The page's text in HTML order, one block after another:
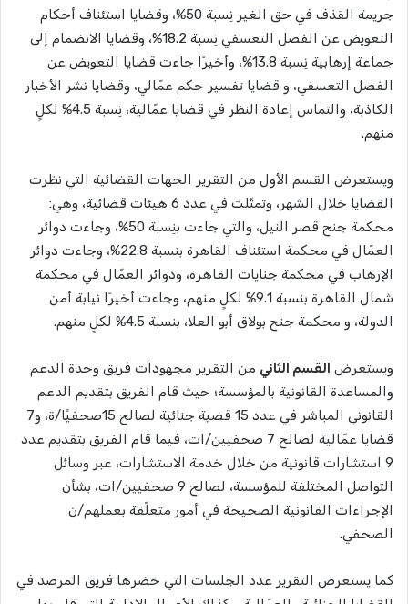
جريمة القذف في حق الغير نِسبة 50%، وقضايا استئناف أحكام
التعويض عن الفصل التعسفي نِسبة 18.2%، وقضايا الانضمام إلى
جماعة إرهابية نِسبة 13.8%، وأخيرًا جاءت قضايا التعويض عن
الفصل التعسفي، و قضايا تفسير حكم عمّالي، وقضايا نشر الأخبار
الكاذبة، والتماس إعادة النظر في قضايا عمّالية، نِسبة 4.5% لكلٍ
منهم.
ويستعرض القسم الأول من التقرير الجهات القضائية التي نظرت
القضايا خلال الشهر، وتمثّلت في عدد 6 هيئات قضائية، وهي:
محكمة جنح قصر النيل، والتي جاءت بنِسبة 50%، وجاءت دوائر
العمّال في محكمة استئناف القاهرة بنسبة 22.8%، وجاءت دوائر
الإرهاب في محكمة جنايات القاهرة، ودوائر العمّال في محكمة
شمال القاهرة بنسبة 9.1% لكلٍ منهم، وجاءت أخيرًا نيابة أمن
الدولة، و محكمة جنح بولاق أبو العلا، بنسبة 4.5% لكلٍ منهم.
ويستعرض القسم الثاني من التقرير مجهودات فريق وحدة الدعم
والمساعدة القانونية بالمؤسسة؛ حيث قام الفريق بتقديم الدعم
القانوني المباشر في عدد 15 قضية جنائية لصالح 15صحفيًا/ة، و7
قضايا عمّالية لصالح 7 صحفيين/ات، فيما قام الفريق بتقديم عدد
9 استشارات قانونية من خلال خدمة الاستشارات، عبر وسائل
التواصل المختلفة للمؤسسة، لصالح 9 صحفيين/ات، بشأن
الإجراءات القانونية الصحيحة في أمور متعلّقة بعملهم/ن
الصحفي.
كما يستعرض التقرير عدد الجلسات التي حضرها فريق المرصد في